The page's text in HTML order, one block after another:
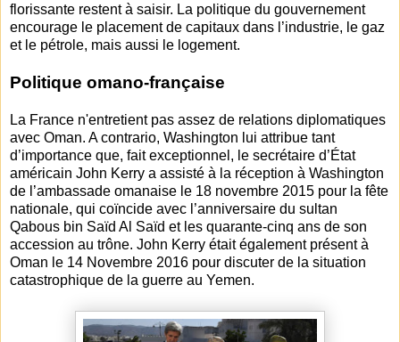
florissante restent à saisir. La politique du gouvernement
encourage le placement de capitaux dans l’industrie, le gaz
et le pétrole, mais aussi le logement.
Politique omano-française
La France n'entretient pas assez de relations diplomatiques
avec Oman. A contrario, Washington lui attribue tant
d’importance que, fait exceptionnel, le secrétaire d’État
américain John Kerry a assisté à la réception à Washington
de l’ambassade omanaise le 18 novembre 2015 pour la fête
nationale, qui coïncide avec l’anniversaire du sultan
Qabous bin Saïd Al Saïd et les quarante-cinq ans de son
accession au trône. John Kerry était également présent à
Oman le 14 Novembre 2016 pour discuter de la situation
catastrophique de la guerre au Yemen.